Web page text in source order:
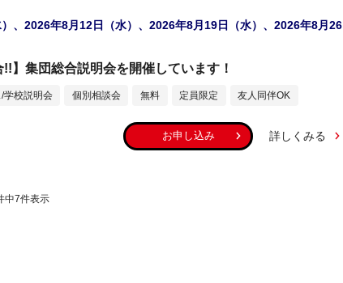
、2026年8月12日（水）、2026年8月19日（水）、2026年8月26
】集団総合説明会を開催しています！
学校説明会 個別相談会 無料 定員限定 友人同伴OK
お申し込み 詳しくみる
中7件表示